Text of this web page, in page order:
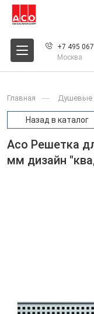
+7 495
Москва
Главная Душевые
Назад в каталог
Aco Решетка
мм дизайн